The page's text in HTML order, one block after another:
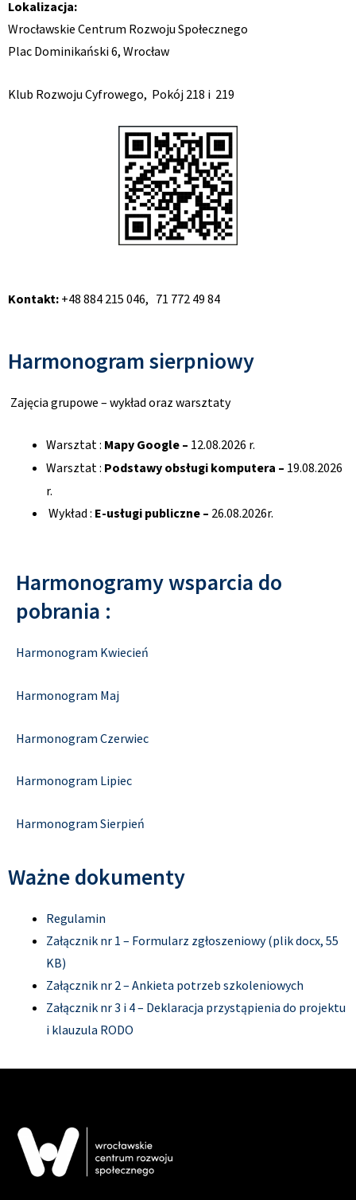
Lokalizacja:
Wrocławskie Centrum Rozwoju Społecznego
Plac Dominikański 6, Wrocław
Klub Rozwoju Cyfrowego, Pokój 218 i 219
Kontakt: +48 884 215 046, 71 772 49 84
Harmonogram sierpniowy
Zajęcia grupowe – wykład oraz warsztaty
Warsztat : Mapy Google – 12.08.2026 r.
Warsztat : Podstawy obsługi komputera – 19.08.2026
r.
Wykład : E-usługi publiczne – 26.08.2026r.
Harmonogramy wsparcia do
pobrania :
Harmonogram Kwiecień
Harmonogram Maj
Harmonogram Czerwiec
Harmonogram Lipiec
Harmonogram Sierpień
Ważne dokumenty
Regulamin
Załącznik nr 1 – Formularz zgłoszeniowy (plik docx, 55
KB)
Załącznik nr 2 – Ankieta potrzeb szkoleniowych
Załącznik nr 3 i 4 – Deklaracja przystąpienia do projektu
i klauzula RODO